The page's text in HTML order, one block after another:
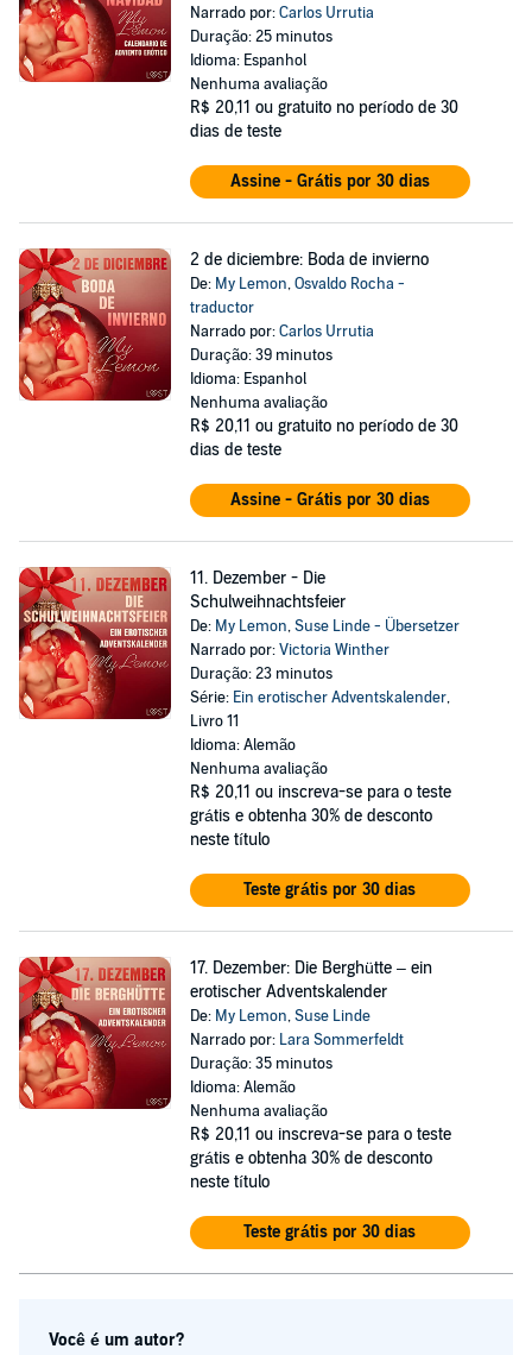
Narrado por:Carlos Urrutia
Duração: 25 minutos
Idioma: Espanhol
Nenhuma avaliação
R$ 20,11 ou gratuito no período de 30
dias de teste
Assine - Grátis por 30 dias
2 de diciembre: Boda de invierno
De: My Lemon,Osvaldo Rocha -
traductor
Narrado por:Carlos Urrutia
Duração: 39 minutos
Idioma: Espanhol
Nenhuma avaliação
R$ 20,11 ou gratuito no período de 30
dias de teste
Assine - Grátis por 30 dias
11. Dezember - Die
Schulweihnachtsfeier
De: My Lemon,Suse Linde - Übersetzer
Narrado por:Victoria Winther
Duração: 23 minutos
Série: Ein erotischer Adventskalender,
Livro 11
Idioma: Alemão
Nenhuma avaliação
R$ 20,11 ou inscreva-se para o teste
grátis e obtenha 30% de desconto
neste título
Teste grátis por 30 dias
17. Dezember: Die Berghütte – ein
erotischer Adventskalender
De: My Lemon,Suse Linde
Narrado por: Lara Sommerfeldt
Duração: 35 minutos
Idioma: Alemão
Nenhuma avaliação
R$ 20,11 ou inscreva-se para o teste
grátis e obtenha 30% de desconto
neste título
Teste grátis por 30 dias
Você é um autor?